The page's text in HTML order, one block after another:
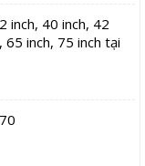
inch, 40 inch, 42
65 inch, 75 inch tại